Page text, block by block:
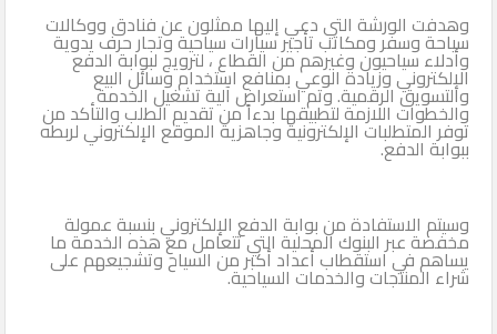
وهدفت الورشة التي دعي إليها ممثلون عن فنادق ووكالات
سياحة وسفر ومكاتب تأجير سيارات سياحية وتجار حرف يدوية
وأدلاء سياحيون وغيرهم من القطاع ، لترويج لبوابة الدفع
الإلكتروني وزيادة الوعي بمنافع استخدام وسائل البيع
والتسويق الرقمية. وتم استعراض آلية تشغيل الخدمة
والخطوات اللازمة لتطبيقها بدءاً من تقديم الطلب والتأكد من
توفر المتطلبات الإلكترونية وجاهزية الموقع الإلكتروني لربطه
ببوابة الدفع.
وسيتم الاستفادة من بوابة الدفع الإلكتروني بنسبة عمولة
مخفضة عبر البنوك المحلية التي تتعامل مع هذه الخدمة ما
يساهم في استقطاب أعداد أكبر من السياح وتشجيعهم على
شراء المنتجات والخدمات السياحية.